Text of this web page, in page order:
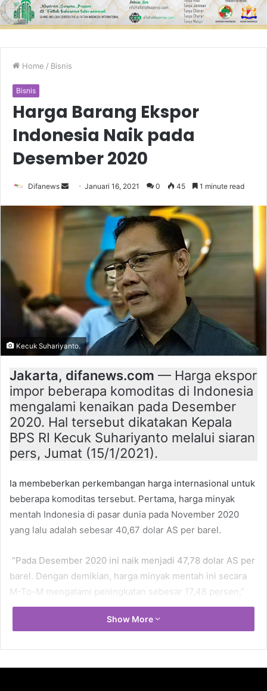
Home / Bisnis
Bisnis
Harga Barang Ekspor
Indonesia Naik pada
Desember 2020
Difanews
Send
email
Januari 16, 2021 0 45 1 minute read
Kecuk Suhariyanto.
Jakarta, difanews.com — Harga ekspor
impor beberapa komoditas di Indonesia
mengalami kenaikan pada Desember
2020. Hal tersebut dikatakan Kepala
BPS RI Kecuk Suhariyanto melalui siaran
pers, Jumat (15/1/2021).
Ia membeberkan perkembangan harga internasional untuk
beberapa komoditas tersebut. Pertama, harga minyak
mentah Indonesia di pasar dunia pada November 2020
yang lalu adalah sebesar 40,67 dolar AS per barel.
“Pada Desember 2020 ini naik menjadi 47,78 dolar AS per
barel. Dengan demikian, harga minyak mentah ini secara
M-To-M mengalami peningkatan sebesar 17,48 persen,”
bebernya.
Desember 2019 masih terjadi penurunan harga sebesar
28,9 persen. Menurut Kecuk, di Desember ini banyak
Show More